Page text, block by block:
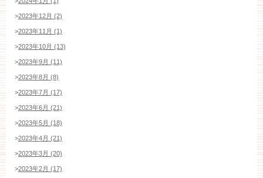
>2023年12月 (2)
>2023年11月 (1)
>2023年10月 (13)
>2023年9月 (11)
>2023年8月 (8)
>2023年7月 (17)
>2023年6月 (21)
>2023年5月 (18)
>2023年4月 (21)
>2023年3月 (20)
>2023年2月 (17)